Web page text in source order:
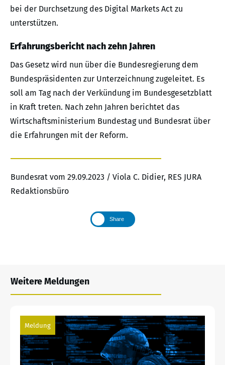
bei der Durchsetzung des Digital Markets Act zu
unterstützen.
Erfahrungsbericht nach zehn Jahren
Das Gesetz wird nun über die Bundesregierung dem
Bundespräsidenten zur Unterzeichnung zugeleitet. Es
soll am Tag nach der Verkündung im Bundesgesetzblatt
in Kraft treten. Nach zehn Jahren berichtet das
Wirtschaftsministerium Bundestag und Bundesrat über
die Erfahrungen mit der Reform.
Bundesrat vom 29.09.2023 / Viola C. Didier, RES JURA
Redaktionsbüro
Share
Weitere Meldungen
Meldung